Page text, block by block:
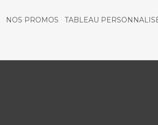
NOS PROMOS TABLEAU